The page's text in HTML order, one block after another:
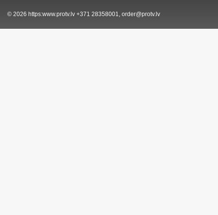
© 2026 https:www.protv.lv +371 28358001, order@protv.lv